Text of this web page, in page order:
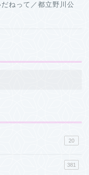
ねって／都立野川公
20
381